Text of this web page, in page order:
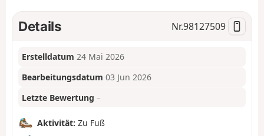
n
Details Nr.98127509
Erstelldatum 24 Mai 2026
Bearbeitungsdatum 03 Jun 2026
Letzte Bewertung –
Aktivität: Zu Fuß